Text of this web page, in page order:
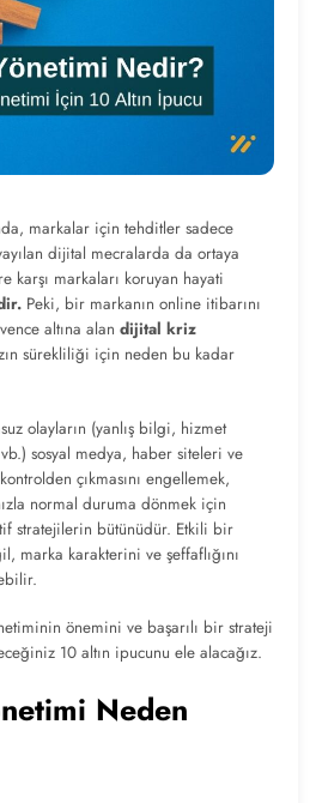
markalar için tehditler sadece
dijital mecralarda da ortaya
karşı markaları koruyan hayati
Peki, bir markanın online itibarını
altına alan dijital kriz
sürekliliği için neden bu kadar
olayların (yanlış bilgi, hizmet
sosyal medya, haber siteleri ve
çıkmasını engellemek,
normal duruma dönmek için
stratejilerin bütünüdür. Etkili bir
marka karakterini ve şeffaflığını
önemini ve başarılı bir strateji
10 altın ipucunu ele alacağız.
Neden